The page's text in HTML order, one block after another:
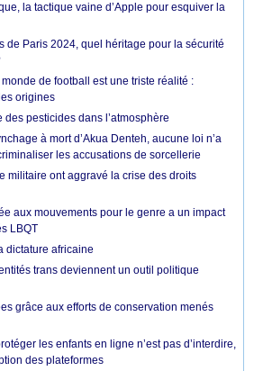
la tactique vaine d’Apple pour esquiver la
de Paris 2024, quel héritage pour la sécurité
de football est une triste réalité :
origines
pesticides dans l’atmosphère
à mort d’Akua Denteh, aucune loi n’a
les accusations de sorcellerie
militaire ont aggravé la crise des droits
aux mouvements pour le genre a un impact
LBQT
dictature africaine
trans deviennent un outil politique
grâce aux efforts de conservation menés
les enfants en ligne n’est pas d’interdire,
des plateformes